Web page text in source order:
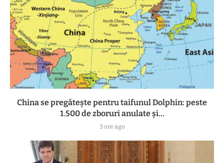
China se pregătește pentru taifunul Dolphin: peste
1.500 de zboruri anulate și...
3 ore ago